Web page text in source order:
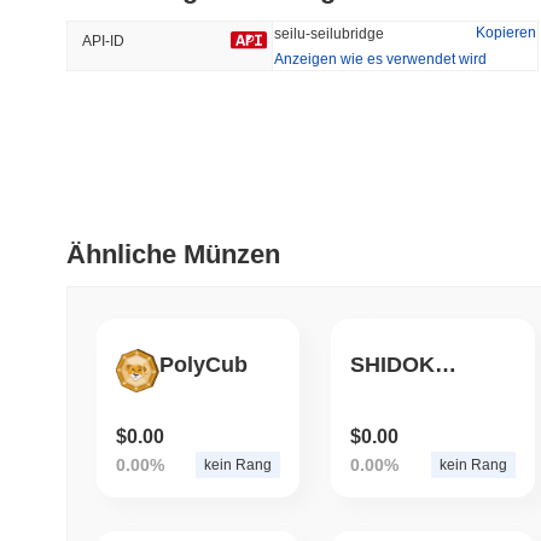
-1.16%
API-ID seilu-seilubridge
Kopieren
Anzeigen wie es verwendet wird
Ähnliche Münzen
PolyCub
$0.00
0.00% kein Rang
SHIDOKI INU
$0.00
0.00% kein Rang